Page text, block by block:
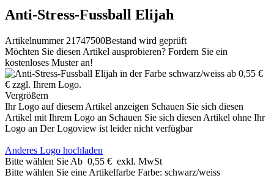
Anti-Stress-Fussball Elijah
Artikelnummer 21747500Bestand wird geprüft
Möchten Sie diesen Artikel ausprobieren? Fordern Sie ein
kostenloses Muster an!
Vergrößern
Ihr Logo auf diesem Artikel anzeigen Schauen Sie sich diesen
Artikel mit Ihrem Logo an Schauen Sie sich diesen Artikel ohne Ihr
Logo an Der Logoview ist leider nicht verfügbar
Anderes Logo hochladen
Bitte wählen Sie Ab 0,55 € exkl. MwSt
Bitte wählen Sie eine Artikelfarbe Farbe: schwarz/weiss